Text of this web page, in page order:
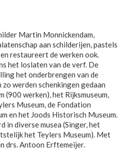
Martin Monnickendam,
aan schilderijen, pastels
restaureert de werken ook.
het loslaten van de verf. De
het onderbrengen van de
werden schenkingen gedaan
(900 werken), het Rijksmuseum,
Museum, de Fondation
en het Joods Historisch Museum.
in diverse musea (Singer, het
het Teylers Museum). Met
drs. Antoon Erftemeijer.